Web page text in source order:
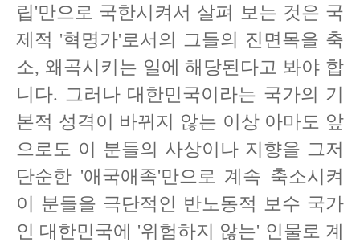
립'만으로 국한시켜서 살펴 보는 것은 국
제적 '혁명가'로서의 그들의 진면목을 축
소, 왜곡시키는 일에 해당된다고 봐야 합
니다. 그러나 대한민국이라는 국가의 기
본적 성격이 바뀌지 않는 이상 아마도 앞
으로도 이 분들의 사상이나 지향을 그저
단순한 '애국애족'만으로 계속 축소시켜
이 분들을 극단적인 반노동적 보수 국가
인 대한민국에 '위험하지 않는' 인물로 계